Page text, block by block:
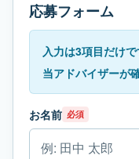
応募フォーム
入力は3項目だけ
当アドバイザーが
お名前 必須